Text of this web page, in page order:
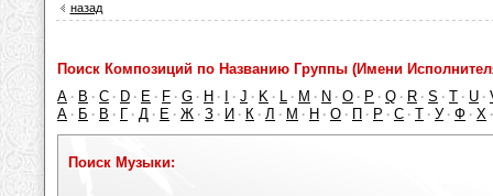
назад
Поиск Композиций по Названию Группы (Имени
A · B · C · D · E · F · G · H · · J · K · L · M · N · O · P · Q · R · S · T · U ·
А · Б · В · Г · Д · Е · Ж · З · И · К · Л · М · Н · О · П · Р · С · Т · У · Ф · Х
Поиск Музыки: